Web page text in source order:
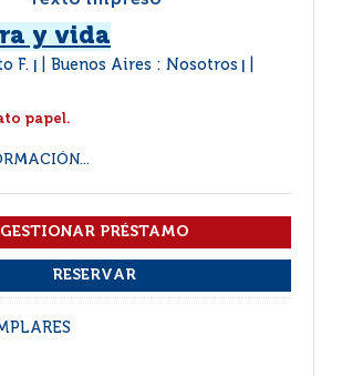
y vida
F. Buenos Aires : Nosotros
papel.